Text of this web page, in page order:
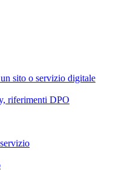
sito o servizio digitale
riferimenti DPO